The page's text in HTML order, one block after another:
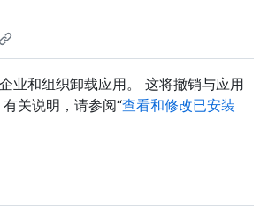
业和组织卸载应用。 这将撤销与应用
关说明，请参阅“查看和修改已安装